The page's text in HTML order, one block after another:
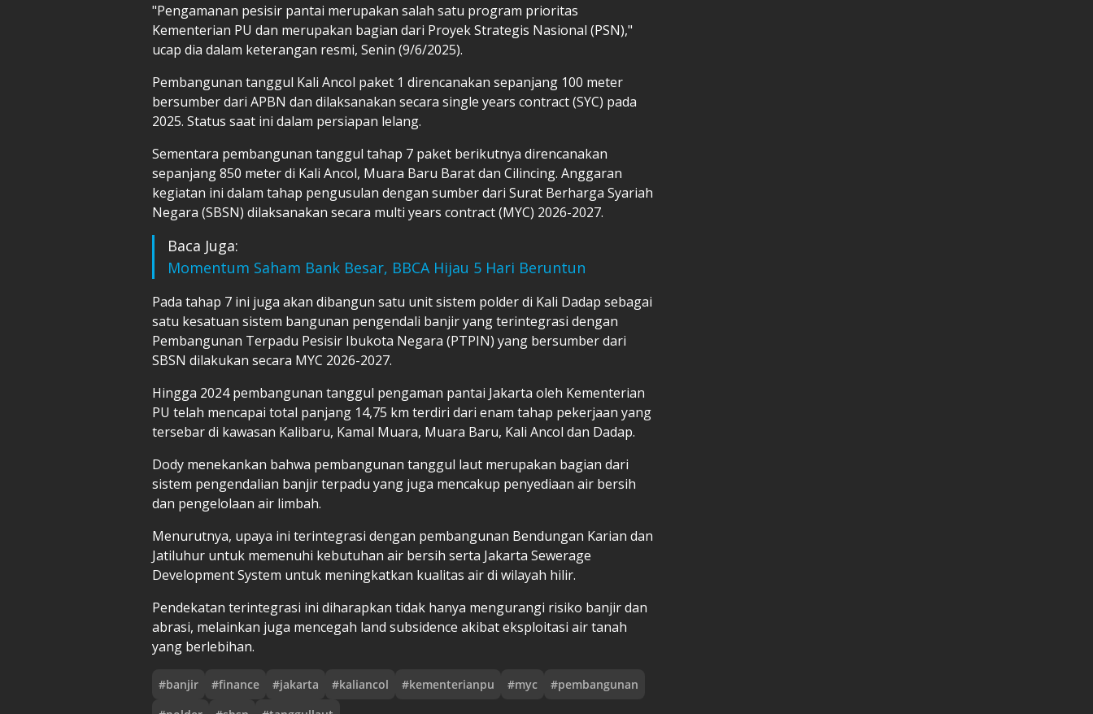
"Pengamanan pesisir pantai merupakan salah satu program prioritas
Kementerian PU dan merupakan bagian dari Proyek Strategis Nasional (PSN),"
ucap dia dalam keterangan resmi, Senin (9/6/2025).
Pembangunan tanggul Kali Ancol paket 1 direncanakan sepanjang 100 meter
bersumber dari APBN dan dilaksanakan secara single years contract (SYC) pada
2025. Status saat ini dalam persiapan lelang.
Sementara pembangunan tanggul tahap 7 paket berikutnya direncanakan
sepanjang 850 meter di Kali Ancol, Muara Baru Barat dan Cilincing. Anggaran
kegiatan ini dalam tahap pengusulan dengan sumber dari Surat Berharga Syariah
Negara (SBSN) dilaksanakan secara multi years contract (MYC) 2026-2027.
Baca Juga:
Momentum Saham Bank Besar, BBCA Hijau 5 Hari Beruntun
Pada tahap 7 ini juga akan dibangun satu unit sistem polder di Kali Dadap sebagai
satu kesatuan sistem bangunan pengendali banjir yang terintegrasi dengan
Pembangunan Terpadu Pesisir Ibukota Negara (PTPIN) yang bersumber dari
SBSN dilakukan secara MYC 2026-2027.
Hingga 2024 pembangunan tanggul pengaman pantai Jakarta oleh Kementerian
PU telah mencapai total panjang 14,75 km terdiri dari enam tahap pekerjaan yang
tersebar di kawasan Kalibaru, Kamal Muara, Muara Baru, Kali Ancol dan Dadap.
Dody menekankan bahwa pembangunan tanggul laut merupakan bagian dari
sistem pengendalian banjir terpadu yang juga mencakup penyediaan air bersih
dan pengelolaan air limbah.
Menurutnya, upaya ini terintegrasi dengan pembangunan Bendungan Karian dan
Jatiluhur untuk memenuhi kebutuhan air bersih serta Jakarta Sewerage
Development System untuk meningkatkan kualitas air di wilayah hilir.
Pendekatan terintegrasi ini diharapkan tidak hanya mengurangi risiko banjir dan
abrasi, melainkan juga mencegah land subsidence akibat eksploitasi air tanah
yang berlebihan.
#banjir #finance #jakarta #kaliancol #kementerianpu #myc #pembangunan